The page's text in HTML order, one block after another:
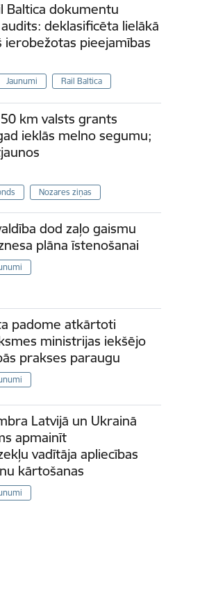
Baltica dokumentu
deklasificēta lielākā
ierobežotas pieejamības
Jaunumi Rail Baltica
km valsts grants
ieklās melno segumu;
Nozares ziņas
dod zaļo gaismu
plāna īstenošanai
padome atkārtoti
ministrijas iekšējo
prakses paraugu
Latvijā un Ukrainā
apmainīt
vadītāja apliecības
kārtošanas